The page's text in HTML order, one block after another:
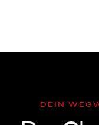
DEIN